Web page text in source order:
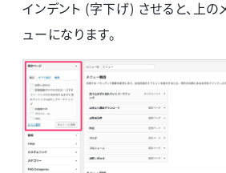
インデント (字下げ) させると、上
ューになります。